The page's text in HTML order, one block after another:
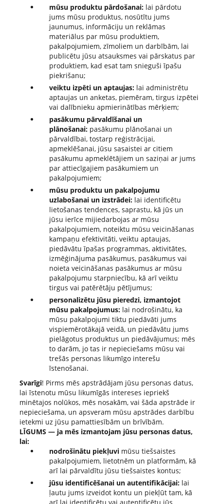
mūsu produktu pārdošanai: lai pārdotu
jums mūsu produktus, nosūtītu jums
jaunumus, informāciju un reklāmas
materiālus par mūsu produktiem,
pakalpojumiem, zīmoliem un darbībām, lai
publicētu jūsu atsauksmes vai pārskatus par
produktiem, kad esat tam snieguši īpašu
piekrišanu;
veiktu izpēti un aptaujas: lai administrētu
aptaujas un anketas, piemēram, tirgus izpētei
vai dalībnieku apmierinātības mērķiem;
pasākumu pārvaldīšanai un
plānošanai: pasākumu plānošanai un
pārvaldībai, tostarp reģistrācijai,
apmeklēšanai, jūsu sasaistei ar citiem
pasākumu apmeklētājiem un saziņai ar jums
par attiecīgajiem pasākumiem un
pakalpojumiem;
mūsu produktu un pakalpojumu
uzlabošanai un izstrādei: lai identificētu
lietošanas tendences, saprastu, kā jūs un
jūsu ierīce mijiedarbojas ar mūsu
pakalpojumiem, noteiktu mūsu veicināšanas
kampaņu efektivitāti, veiktu aptaujas,
piedāvātu īpašas programmas, aktivitātes,
izmēģinājuma pasākumus, pasākumus vai
noieta veicināšanas pasākumus ar mūsu
pakalpojumu starpniecību, kā arī veiktu
tirgus vai patērētāju pētījumus;
personalizētu jūsu pieredzi, izmantojot
mūsu pakalpojumus: lai nodrošinātu, ka
mūsu pakalpojumi tiktu piedāvāti jums
vispiemērotākajā veidā, un piedāvātu jums
pielāgotus produktus un piedāvājumus; mēs
to darām, jo tas ir nepieciešams mūsu vai
trešās personas likumīgo interešu
īstenošanai.
Svarīgi! Pirms mēs apstrādājam jūsu personas datus,
lai īstenotu mūsu likumīgās intereses iepriekš
minētajos nolūkos, mēs nosakām, vai šāda apstrāde ir
nepieciešama, un apsveram mūsu apstrādes darbību
ietekmi uz jūsu pamattiesībām un brīvībām.
LĪGUMS — ja mēs izmantojam jūsu personas datus,
lai:
nodrošinātu piekļuvi mūsu tiešsaistes
pakalpojumiem, lietotnēm un platformām, kā
arī lai pārvaldītu jūsu tiešsaistes kontus;
jūsu identificēšanai un autentifikācijai: lai
ļautu jums izveidot kontu un piekļūt tam, kā